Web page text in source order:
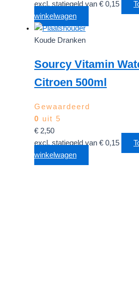
excl. statiegeld van € 0,15
winkelwagen
Koude Dranken
Sourcy Vitamin
Citroen 500ml
Gewaardeerd
0 uit 5
€ 2,50
excl. statiegeld van € 0,15
winkelwagen